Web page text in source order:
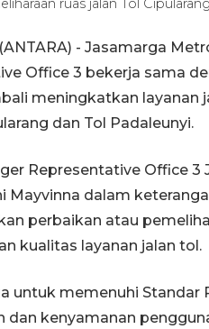
ruas jalan Tol
- Jasamarga
Office 3 bekerja sama
meningkatkan layanan
dan Tol Padaleunyi.
Representative Office
Mayvinna dalam
perbaikan atau
kualitas layanan jalan tol.
untuk memenuhi
dan kenyamanan